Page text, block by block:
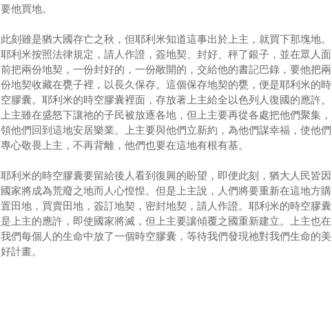
要他買地。
此刻雖是猶大國存亡之秋，但耶利米知道這事出於上主，就買下那塊地。
耶利米按照法律規定，請人作證，簽地契、封好、秤了銀子，並在眾人面
前把兩份地契，一份封好的，一份敞開的，交給他的書記巴錄，要他把兩
份地契收藏在甕子裡，以長久保存。這個保存地契的甕，便是耶利米的時
空膠囊。耶利米的時空膠囊裡面，存放著上主給全以色列人復國的應許。
上主雖在盛怒下讓祂的子民被放逐各地，但上主要再從各處把他們聚集，
領他們回到這地安居樂業。上主要與他們立新約，為他們謀幸福，使他們
專心敬畏上主，不再背離，他們也要在這地有根有基。
耶利米的時空膠囊要留給後人看到復興的盼望，即便此刻，猶大人民皆因
國家將成為荒廢之地而人心惶惶。但是上主說，人們將要重新在這地方購
置田地，買賣田地，簽訂地契，密封地契，請人作證。耶利米的時空膠囊
是上主的應許，即使國家將滅，但上主要讓傾覆之國重新建立。上主也在
我們每個人的生命中放了一個時空膠囊，等待我們發現祂對我們生命的美
好計畫。